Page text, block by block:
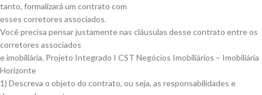
tanto, formalizará um contrato com
esses corretores associados.
Você precisa pensar justamente nas cláusulas desse contrato entre os
corretores associados
e imobiliária. Projeto Integrado I CST Negócios Imobiliários – Imobiliária
Horizonte
1) Descreva o objeto do contrato, ou seja, as responsabilidades e